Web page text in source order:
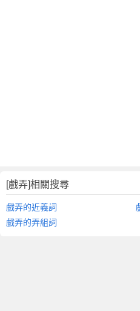
[戲弄]相關搜尋
戲弄的近義詞
戲弄的弄組詞